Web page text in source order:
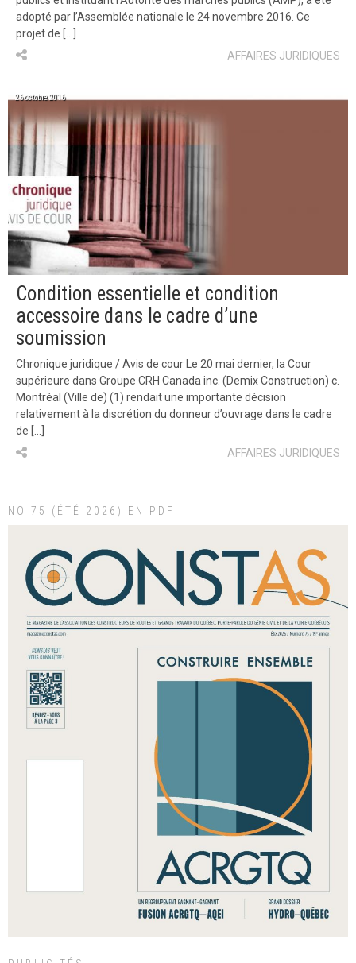
adopté par l’Assemblée nationale le 24 novembre 2016. Ce
projet de […]
AFFAIRES JURIDIQUES
26 octobre 2016
Condition essentielle et condition
accessoire dans le cadre d’une
soumission
Chronique juridique / Avis de cour Le 20 mai dernier, la Cour
supérieure dans Groupe CRH Canada inc. (Demix Construction) c.
Montréal (Ville de) (1) rendait une importante décision
relativement à la discrétion du donneur d’ouvrage dans le cadre
de […]
AFFAIRES JURIDIQUES
NO 75 (ÉTÉ 2026) EN PDF